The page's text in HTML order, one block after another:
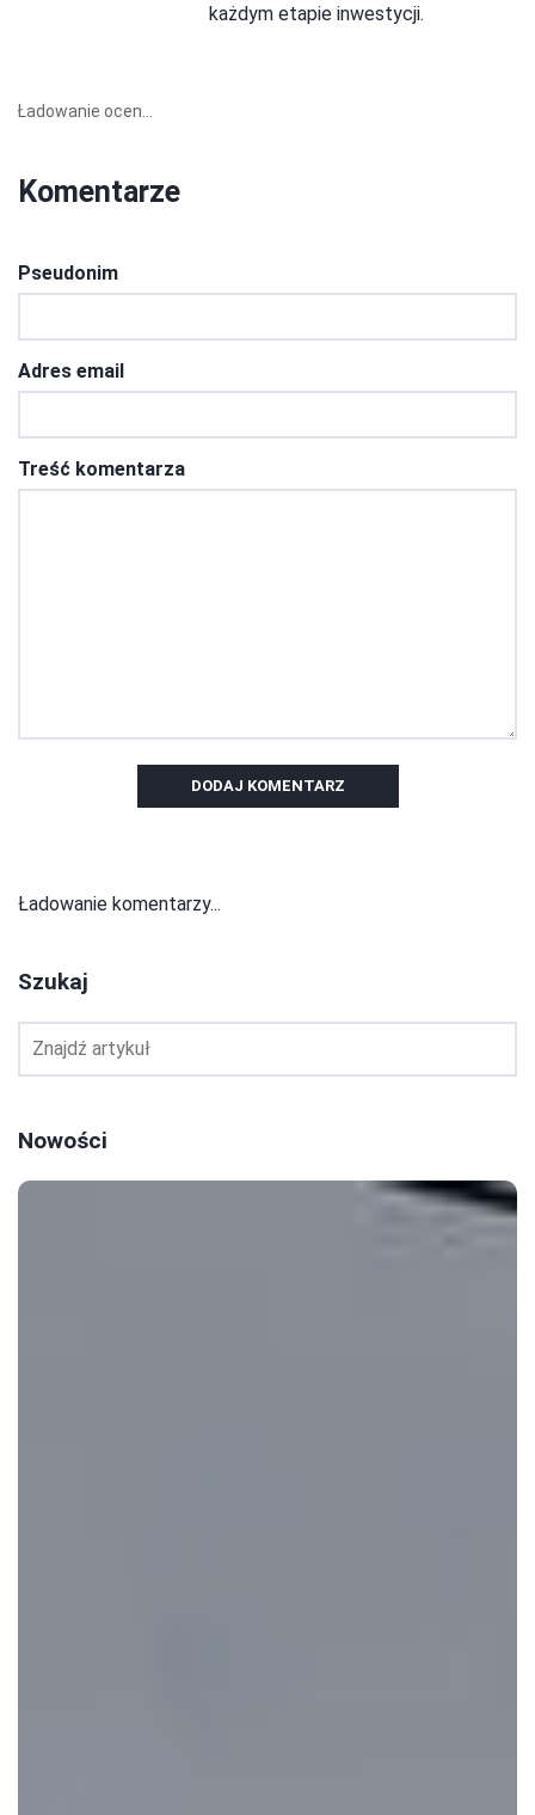
każdym etapie inwestycji.
Ładowanie ocen...
Komentarze
Pseudonim
Adres email
Treść komentarza
DODAJ KOMENTARZ
Ładowanie komentarzy...
Szukaj
Nowości